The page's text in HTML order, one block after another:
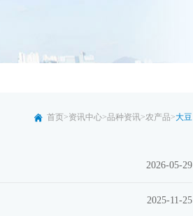
首页>资讯中心>品种资讯>农产品>大豆
2026-05-29
2025-11-25